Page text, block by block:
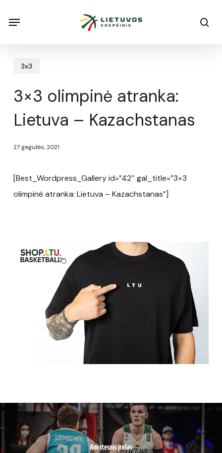
Menu
3x3
3×3 olimpinė atranka:
Lietuva – Kazachstanas
27 gegužės, 2021
[Best_Wordpress_Gallery id=”42″ gal_title=”3×3
olimpinė atranka: Lietuva – Kazachstanas”]
Ankstesnis įrašas